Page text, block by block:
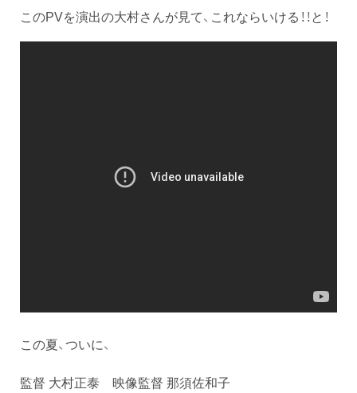
このPVを演出の大村さんが見て、これならいける！！と！
この夏、ついに、
監督 大村正泰 映像監督 那須佐和子